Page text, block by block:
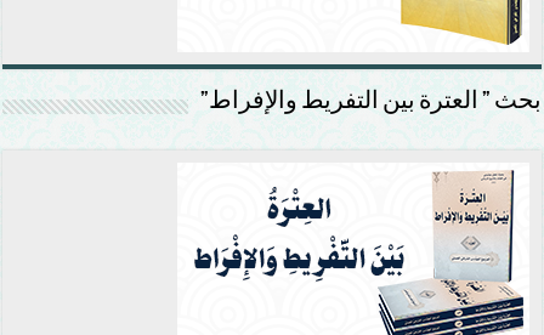
بحث ” العترة بين التفريط والإفراط”